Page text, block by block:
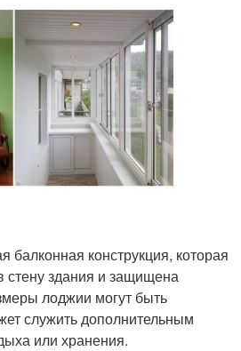
конструкция, которая
стену здания и защищена
лоджии могут быть
служить дополнительным
или хранения.